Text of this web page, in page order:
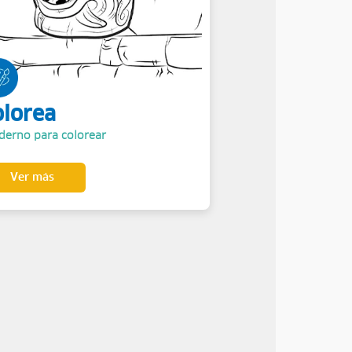
para colorear
Ver más